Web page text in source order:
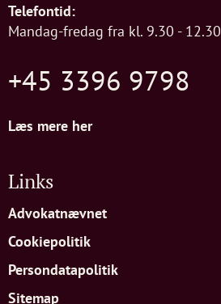
Telefontid:
Mandag-fredag fra kl. 9.30 - 12.30
+45 3396 9798
Læs mere her
Links
Advokatnævnet
Cookiepolitik
Persondatapolitik
Sitemap